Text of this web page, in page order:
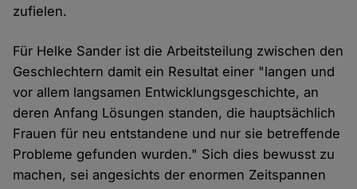
zufielen.
Für Helke Sander ist die Arbeitsteilung zwischen den
Geschlechtern damit ein Resultat einer "langen und
vor allem langsamen Entwicklungsgeschichte, an
deren Anfang Lösungen standen, die hauptsächlich
Frauen für neu entstandene und nur sie betreffende
Probleme gefunden wurden." Sich dies bewusst zu
machen, sei angesichts der enormen Zeitspannen